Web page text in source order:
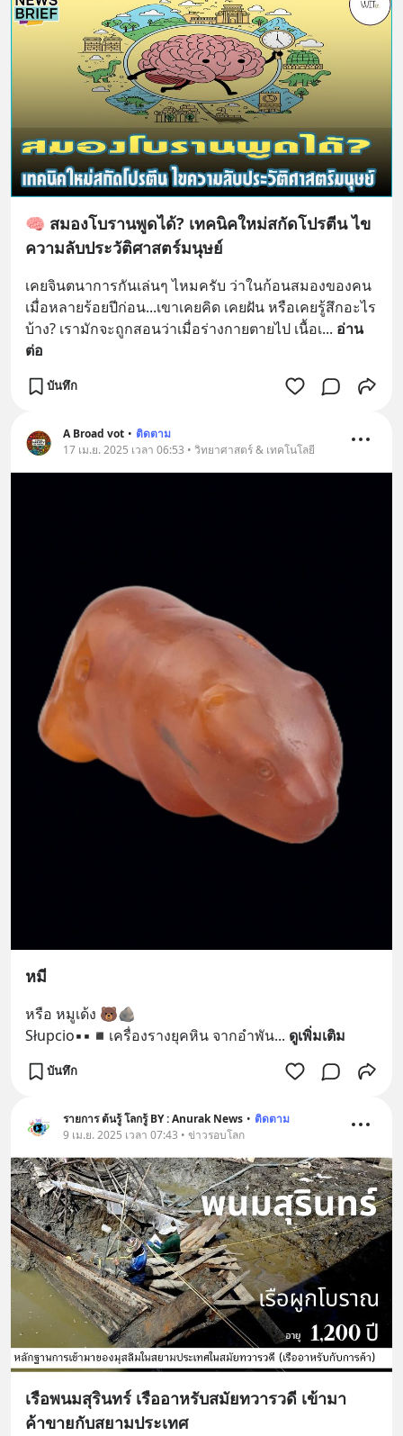
🧠 สมองโบรานพูดได้? เทคนิคใหม่สกัดโปรตีน ไข
ความลับประวัติศาสตร์มนุษย์
เคยจินตนาการกันเล่นๆ ไหมครับ ว่าในก้อนสมองของคน
เมื่อหลายร้อยปีก่อน...เขาเคยคิด เคยฝัน หรือเคยรู้สึกอะไร
บ้าง? เรามักจะถูกสอนว่าเมื่อร่างกายตายไป เนื้อเ... อ่าน
ต่อ
บันทึก
A Broad​ vot​ • ติดตาม
17 เม.ย. 2025 เวลา 06:53 • วิทยาศาสตร์ & เทคโนโลยี
หมี
หรือ​ หมูเด้ง​ 🐻🪨
Słupcio▪️▪️◾เครื่องรางยุคหิน​ จากอำพัน... ดูเพิ่มเติม
บันทึก
รายการ ต้นรู้ โลกรู้ BY : Anurak News • ติดตาม
9 เม.ย. 2025 เวลา 07:43 • ข่าวรอบโลก
เรือพนมสุรินทร์ เรืออาหรับสมัยทวารวดี เข้ามา
ค้าขายกับสยามประเทศ